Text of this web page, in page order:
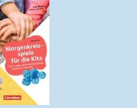
für die Kita